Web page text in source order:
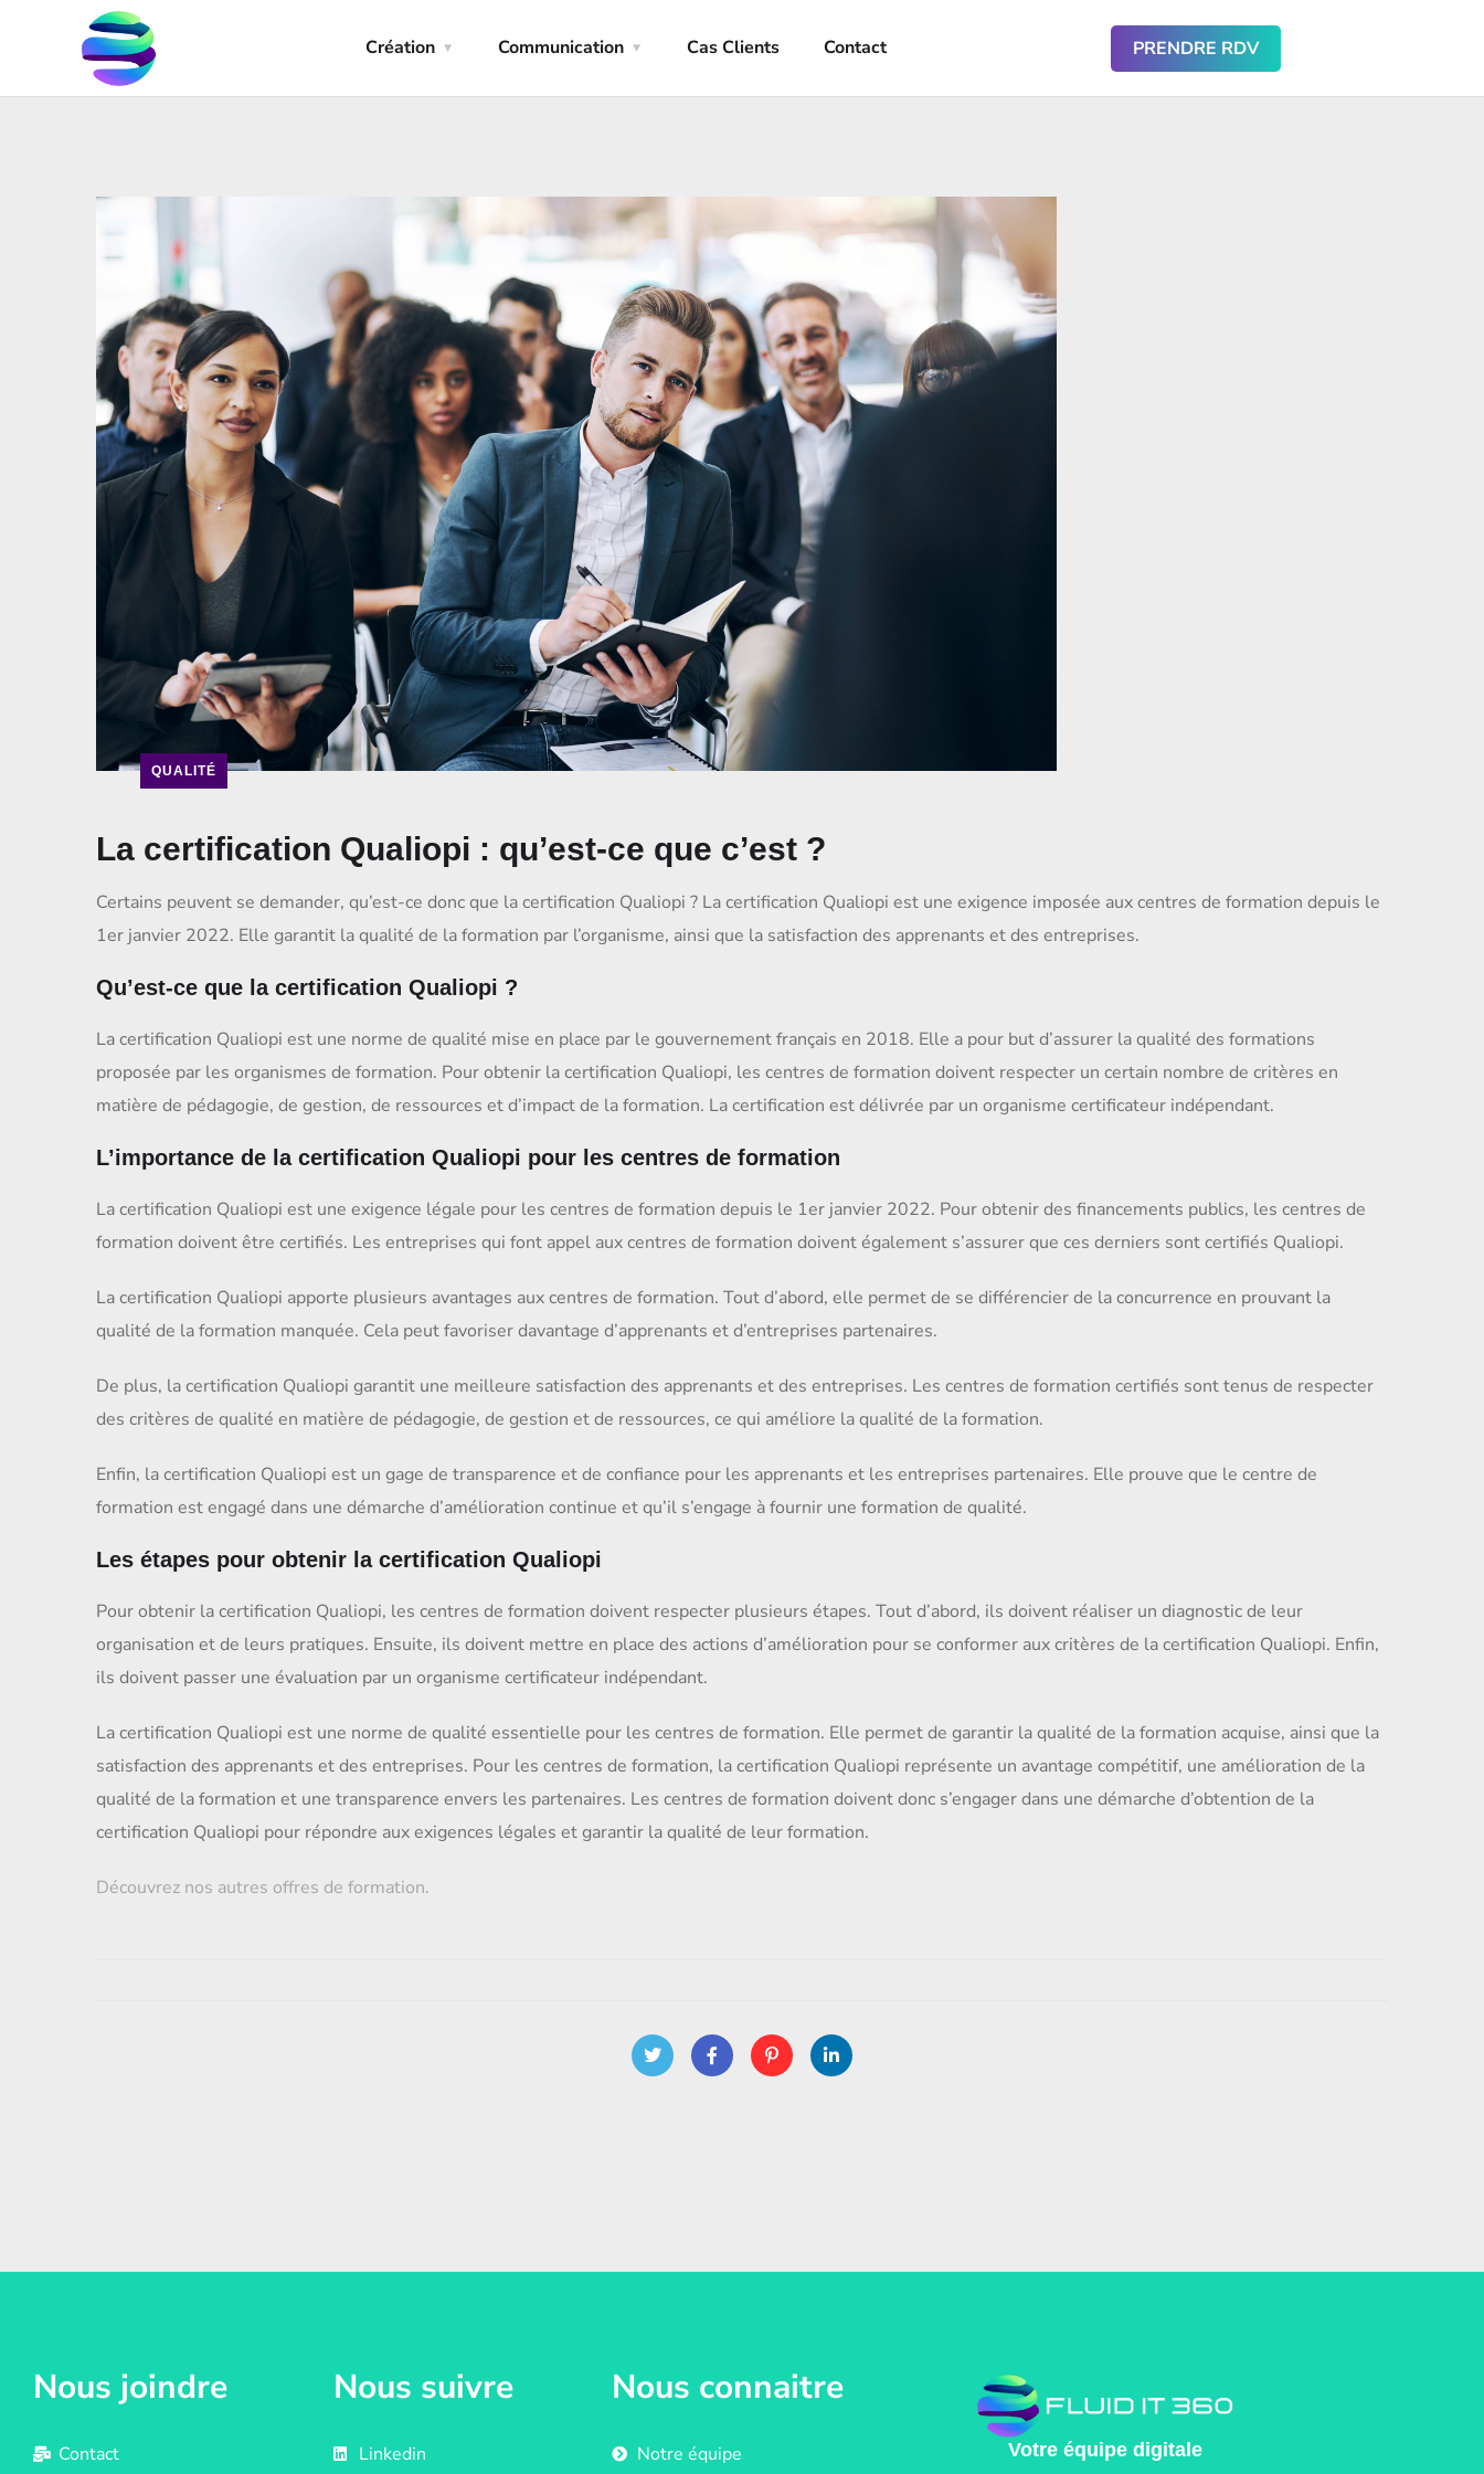
Création Communication Cas Clients Contact PRENDRE RDV
QUALITÉ
La certification Qualiopi : qu’est-ce que c’est ?
Certains peuvent se demander, qu’est-ce donc que la certification Qualiopi ? La certification Qualiopi est une exigence imposée aux centres de formation depuis le
1er janvier 2022. Elle garantit la qualité de la formation par l’organisme, ainsi que la satisfaction des apprenants et des entreprises.
Qu’est-ce que la certification Qualiopi ?
La certification Qualiopi est une norme de qualité mise en place par le gouvernement français en 2018. Elle a pour but d’assurer la qualité des formations
proposée par les organismes de formation. Pour obtenir la certification Qualiopi, les centres de formation doivent respecter un certain nombre de critères en
matière de pédagogie, de gestion, de ressources et d’impact de la formation. La certification est délivrée par un organisme certificateur indépendant.
L’importance de la certification Qualiopi pour les centres de formation
La certification Qualiopi est une exigence légale pour les centres de formation depuis le 1er janvier 2022. Pour obtenir des financements publics, les centres de
formation doivent être certifiés. Les entreprises qui font appel aux centres de formation doivent également s’assurer que ces derniers sont certifiés Qualiopi.
La certification Qualiopi apporte plusieurs avantages aux centres de formation. Tout d’abord, elle permet de se différencier de la concurrence en prouvant la
qualité de la formation manquée. Cela peut favoriser davantage d’apprenants et d’entreprises partenaires.
De plus, la certification Qualiopi garantit une meilleure satisfaction des apprenants et des entreprises. Les centres de formation certifiés sont tenus de respecter
des critères de qualité en matière de pédagogie, de gestion et de ressources, ce qui améliore la qualité de la formation.
Enfin, la certification Qualiopi est un gage de transparence et de confiance pour les apprenants et les entreprises partenaires. Elle prouve que le centre de
formation est engagé dans une démarche d’amélioration continue et qu’il s’engage à fournir une formation de qualité.
Les étapes pour obtenir la certification Qualiopi
Pour obtenir la certification Qualiopi, les centres de formation doivent respecter plusieurs étapes. Tout d’abord, ils doivent réaliser un diagnostic de leur
organisation et de leurs pratiques. Ensuite, ils doivent mettre en place des actions d’amélioration pour se conformer aux critères de la certification Qualiopi. Enfin,
ils doivent passer une évaluation par un organisme certificateur indépendant.
La certification Qualiopi est une norme de qualité essentielle pour les centres de formation. Elle permet de garantir la qualité de la formation acquise, ainsi que la
satisfaction des apprenants et des entreprises. Pour les centres de formation, la certification Qualiopi représente un avantage compétitif, une amélioration de la
qualité de la formation et une transparence envers les partenaires. Les centres de formation doivent donc s’engager dans une démarche d’obtention de la
certification Qualiopi pour répondre aux exigences légales et garantir la qualité de leur formation.
Découvrez nos autres offres de formation.
Nous joindre
Contact
Nous suivre
Linkedin
Nous connaitre
Notre équipe Votre équipe digitale